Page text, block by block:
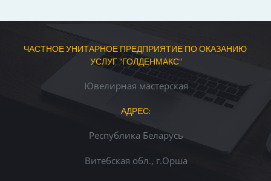
ЧАСТНОЕ УНИТАРНОЕ ПРЕДПРИЯТИЕ ПО ОКАЗАНИЮ
УСЛУГ "ГОЛДЕНМАКС"
Ювелирная мастерская
АДРЕС:
Республика Беларусь
Витебская обл., г.Орша